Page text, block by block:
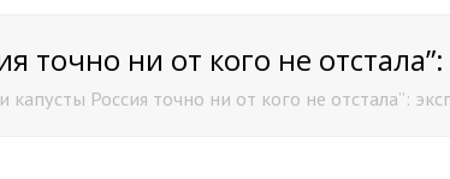
точно ни от кого не отстала”:
капусты Россия точно ни от кого не отстала”: